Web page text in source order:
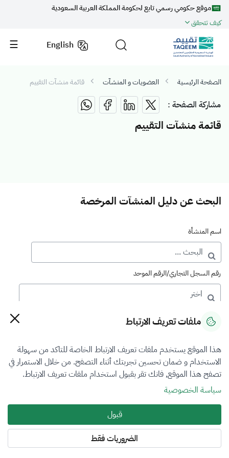
موقع حكومي رسمي تابع لحكومة المملكة العربية السعودية
كيف تتحقق
English
الصفحة الرئيسية العضويات و المنشآت قائمة منشآت التقييم
مشاركة الصفحة :
قائمة منشآت التقييم
البحث عن دليل المنشآت المرخصة
اسم المنشأة
رقم السجل التجاري/الرقم الموحد
رقم الترخيص
التصنيف
VFR5
فرع التقييم
ملفات تعريف الارتباط
هذا الموقع يستخدم ملفات تعريف الارتباط الخاصة للتاكد من سهولة
الاستخدام و ضمان تحسين تجربتك أثناء التصفح. من خلال الاستمرار في
تصفح هذا الموقع, فانك تقر بقبول استخدام ملفات تعريف الارتباط.
سياسة الخصوصية
قبول
الضروريات فقط